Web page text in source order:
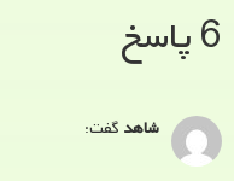
6 پاسخ
شاهد گفت: